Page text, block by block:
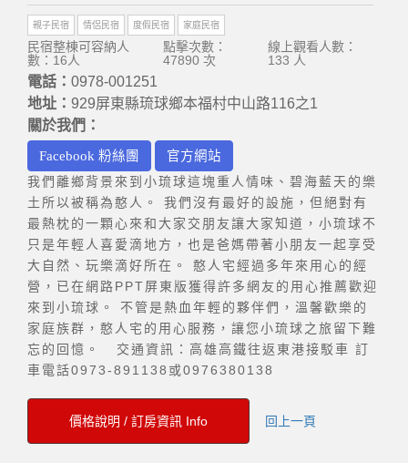
親子民宿 情侶民宿 度假民宿 家庭民宿
民宿整棟可容納人
數：16人
點擊次數：
47890 次
線上觀看人數：
133 人
電話： 0978-001251
地址： 929屏東縣琉球鄉本福村中山路116之1
關於我們：
Facebook 粉絲團
官方網站
我們離鄉背景來到小琉球這塊重人情味、碧海藍天的樂
土所以被稱為憨人。 我們沒有最好的設施，但絕對有
最熱枕的一顆心來和大家交朋友讓大家知道，小琉球不
只是年輕人喜愛滴地方，也是爸媽帶著小朋友一起享受
大自然、玩樂滴好所在。 憨人宅經過多年來用心的經
營，已在網路PPT屏東版獲得許多網友的用心推薦歡迎
來到小琉球。 不管是熱血年輕的夥伴們，溫馨歡樂的
家庭族群，憨人宅的用心服務，讓您小琉球之旅留下難
忘的回憶。 交通資訊：高雄高鐵往返東港接駁車 訂
車電話0973-891138或0976380138
價格說明 / 訂房資訊 Info 回上一頁